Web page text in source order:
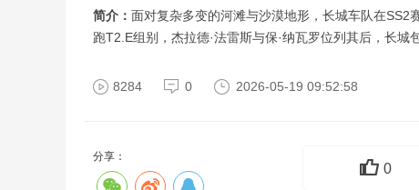
简介： 面对复杂多变的河滩与沙漠地形，长城车队在SS2
跑T2.E组别，杰拉德·法雷斯与保·纳瓦罗位列其后，长
8284
0 2026-05-19 09:52:58
分享：
0